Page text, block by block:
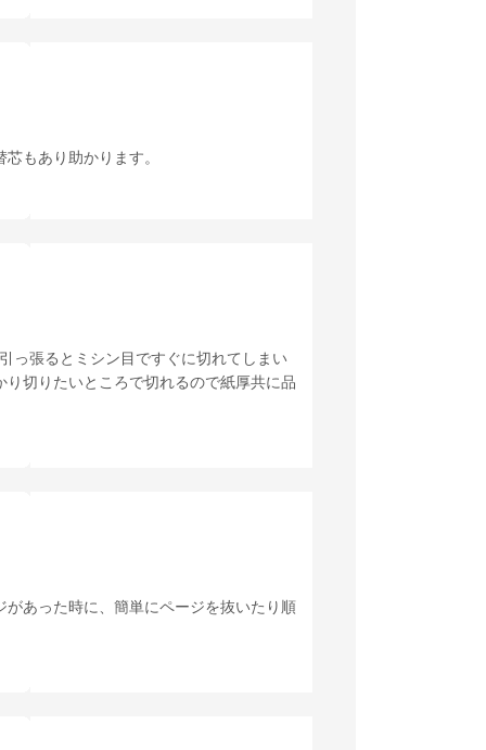
もあり助かります。
っ張るとミシン目ですぐに切れてしまい
切りたいところで切れるので紙厚共に品
あった時に、簡単にページを抜いたり順